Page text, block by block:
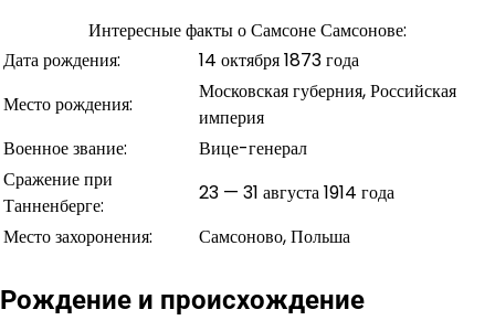
Интересные факты о Самсоне Самсонове:
Дата рождения:
14 октября 1873 года
Место рождения:
Московская губерния, Российская
империя
Военное звание:
Вице-генерал
Сражение при
Танненберге:
23 — 31 августа 1914 года
Место захоронения:
Самсоново, Польша
Рождение и происхождение